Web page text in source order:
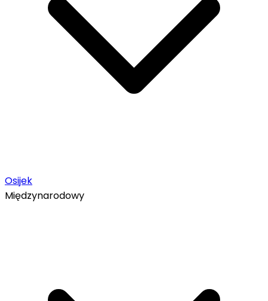
Osijek
Międzynarodowy